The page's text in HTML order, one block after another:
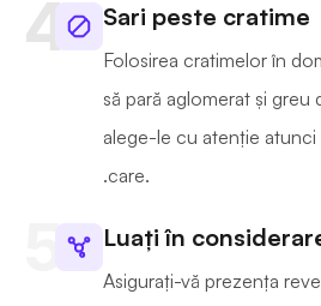
Sari peste cratime
Folosirea cratimelor în
să pară aglomerat și greu
alege-le cu atenție atunci
.care.
Luați în
Asigurați-vă prezența